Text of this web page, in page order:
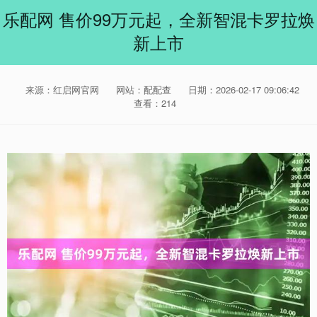
乐配网 售价99万元起，全新智混卡罗拉焕
新上市
来源：红启网官网 网站：配配查
日期：2026-02-17 09:06:42
查看：214